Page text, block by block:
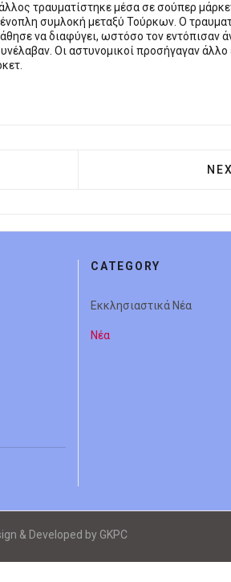
τραυματίστηκε μέσα σε σούπερ
συμλοκή μεταξύ Τούρκων. Ο
να διαφύγει, ωστόσο τον εντόπισαν
Οι αστυνομικοί προσήγαγαν άλλο
ΠΛΉΡΩΣΕ Ο ΠΕΙΡΑΙΆΣ
CATEGORY
Εκκλησιαστικά Νέα
Νέα
& Developed by GKPC